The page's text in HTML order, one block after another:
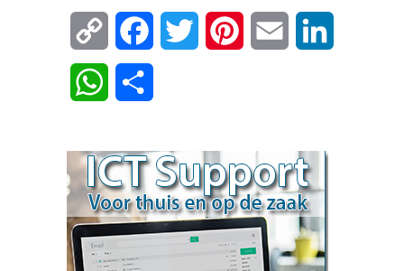
Copy
Link
FacebookTwitter Pinterest Email
WhatsApp